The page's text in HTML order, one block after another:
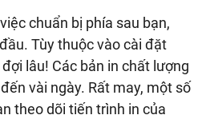
chuẩn bị phía sau bạn,
Tùy thuộc vào cài đặt
lâu! Các bản in chất lượng
vài ngày. Rất may, một số
theo dõi tiến trình in của